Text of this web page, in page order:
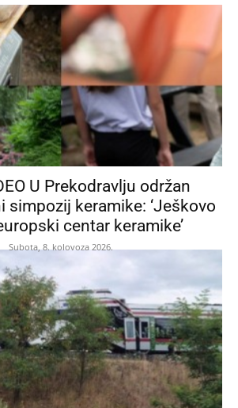
U Prekodravlju održan
simpozij keramike: ‘Ješkovo
centar keramike’
Subota, 8. kolovoza 2026.